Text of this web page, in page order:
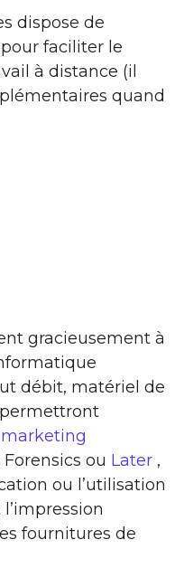
dispose de
faciliter le
à distance (il
quand
gracieusement à
débit, matériel de
ou Later ,
ou l’utilisation
fournitures de